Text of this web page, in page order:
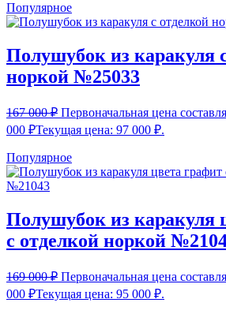
Популярное
Полушубок из каракуля
норкой №25033
167 000₽ Первоначальная цена
000 ₽Текущая цена: 97 000 ₽.
Популярное
Полушубок из каракуля
с отделкой норкой
169 000₽ Первоначальная цена
000 ₽Текущая цена: 95 000 ₽.